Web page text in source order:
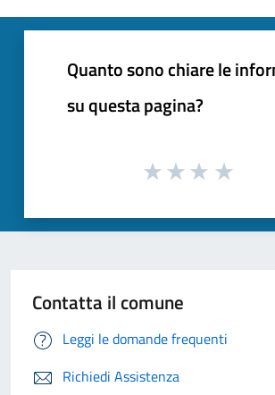
Quanto sono chiare le
su questa pagina?
Contatta il comune
Leggi le domande frequenti
Richiedi Assistenza